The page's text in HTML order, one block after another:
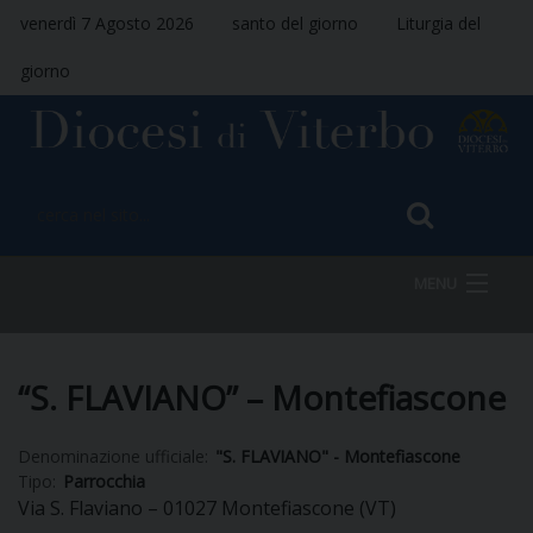
venerdì 7 Agosto 2026 santo del giorno Liturgia del
giorno
VESCOVO
“S. FLAVIANO” – Montefiascone
Denominazione ufficiale:
"S. FLAVIANO" - Montefiascone
Tipo:
Parrocchia
Via S. Flaviano – 01027 Montefiascone (VT)